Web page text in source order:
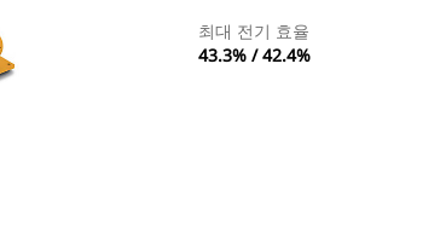
최대 전기 효율
43.3% / 42.4%